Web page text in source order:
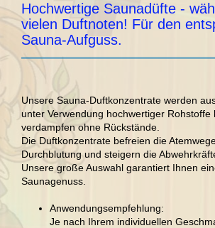
Hochwertige Saunadüfte -
vielen Duftnoten! Für den
Sauna-Aufguss.
Unsere Sauna-Duftkonzentrate werden
unter Verwendung hochwertiger Rohstoffe
verdampfen ohne Rückstände.
Die Duftkonzentrate befreien die
Durchblutung und steigern die
Unsere große Auswahl garantiert Ihnen
Saunagenuss.
Anwendungsempfehlung:
Je nach Ihrem individuellen